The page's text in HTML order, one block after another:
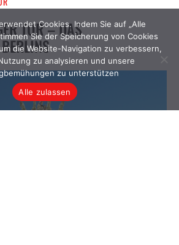
Cookies. Indem Sie auf „Alle
Sie der Speicherung von Cookies
die Website-Navigation zu verbessern,
zu analysieren und unsere
zu unterstützen
Alle zulassen